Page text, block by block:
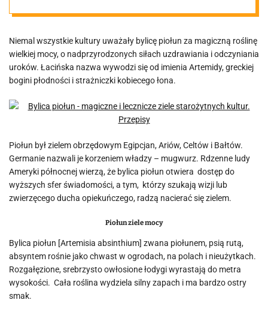
przepisy
Niemal wszystkie kultury uważały bylicę piołun za magiczną roślinę
wielkiej mocy, o nadprzyrodzonych siłach uzdrawiania i odczyniania
uroków. Łacińska nazwa wywodzi się od imienia Artemidy, greckiej
bogini płodności i strażniczki kobiecego łona.
Piołun był zielem obrzędowym Egipcjan, Ariów, Celtów i Bałtów.
Germanie nazwali je korzeniem władzy – mugwurz. Rdzenne ludy
Ameryki północnej wierzą, że bylica piołun otwiera dostęp do
wyższych sfer świadomości, a tym, którzy szukają wizji lub
zwierzęcego ducha opiekuńczego, radzą nacierać się zielem.
Piołun ziele mocy
Bylica piołun [Artemisia absinthium] zwana piołunem, psią rutą,
absyntem rośnie jako chwast w ogrodach, na polach i nieużytkach.
Rozgałęzione, srebrzysto owłosione łodygi wyrastają do metra
wysokości. Cała roślina wydziela silny zapach i ma bardzo ostry
smak.